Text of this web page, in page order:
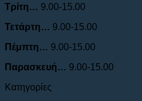
Τρίτη… 9.00-15.00
Τετάρτη… 9.00-15.00
Πέμπτη… 9.00-15.00
Παρασκευή… 9.00-15.00
Κατηγορίες